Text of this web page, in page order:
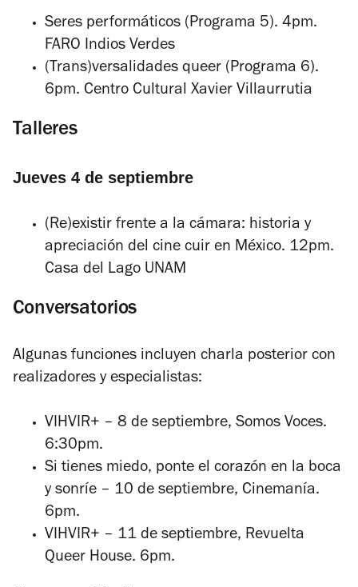
Seres performáticos (Programa 5). 4pm.
FARO Indios Verdes
(Trans)versalidades queer (Programa 6).
6pm. Centro Cultural Xavier Villaurrutia
Talleres
Jueves 4 de septiembre
(Re)existir frente a la cámara: historia y
apreciación del cine cuir en México. 12pm.
Casa del Lago UNAM
Conversatorios
Algunas funciones incluyen charla posterior con
realizadores y especialistas:
VIHVIR+ – 8 de septiembre, Somos Voces.
6:30pm.
Si tienes miedo, ponte el corazón en la boca
y sonríe – 10 de septiembre, Cinemanía.
6pm.
VIHVIR+ – 11 de septiembre, Revuelta
Queer House. 6pm.